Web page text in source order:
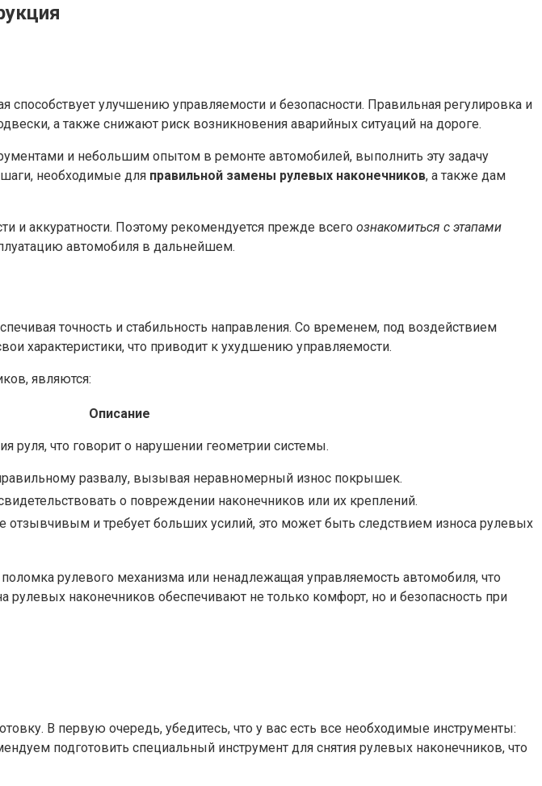
улучшению управляемости и безопасности. Правильная регулировка и
а также снижают риск возникновения аварийных ситуаций на дороге.
и небольшим опытом в ремонте автомобилей, выполнить эту задачу
необходимые для правильной замены рулевых наконечников, а также дам
и аккуратности. Поэтому рекомендуется прежде всего ознакомиться с этапами
автомобиля в дальнейшем.
точность и стабильность направления. Со временем, под воздействием
характеристики, что приводит к ухудшению управляемости.
являются:
Описание
руля, что говорит о нарушении геометрии системы.
развалу, вызывая неравномерный износ покрышек.
о повреждении наконечников или их креплений.
отзывчивым и требует больших усилий, это может быть следствием износа рулевых
рулевого механизма или ненадлежащая управляемость автомобиля, что
рулевых наконечников обеспечивают не только комфорт, но и безопасность при
В первую очередь, убедитесь, что у вас есть все необходимые инструменты:
подготовить специальный инструмент для снятия рулевых наконечников, что